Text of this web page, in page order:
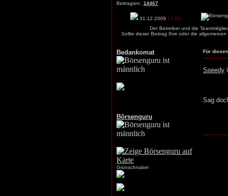
Beitragsnr.: 14467
31.12.2009 17:03
Der Betreiber und die
Sollte dieser Beitrag Ihre oder die
Bedankomat Für
Speedy
Sag
Börsenguru
Grünschnabel